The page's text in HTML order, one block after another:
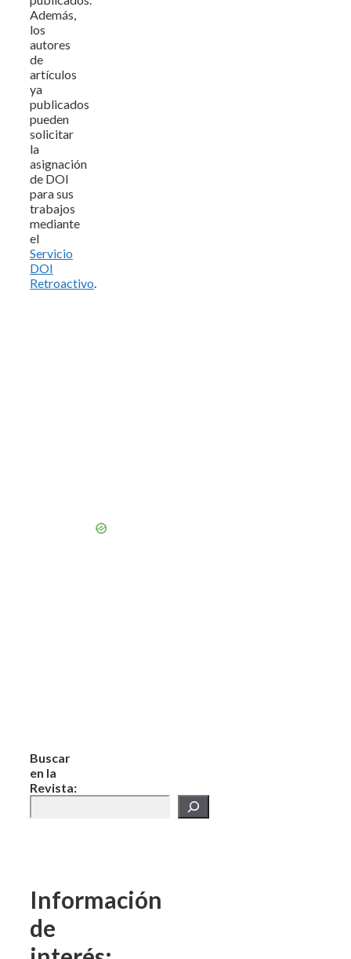
Además,
los
autores
de
artículos
ya
publicados
pueden
solicitar
la
asignación
de DOI
para sus
trabajos
mediante
el
Servicio
DOI
Retroactivo
Buscar
en la
Revista:
Información
de